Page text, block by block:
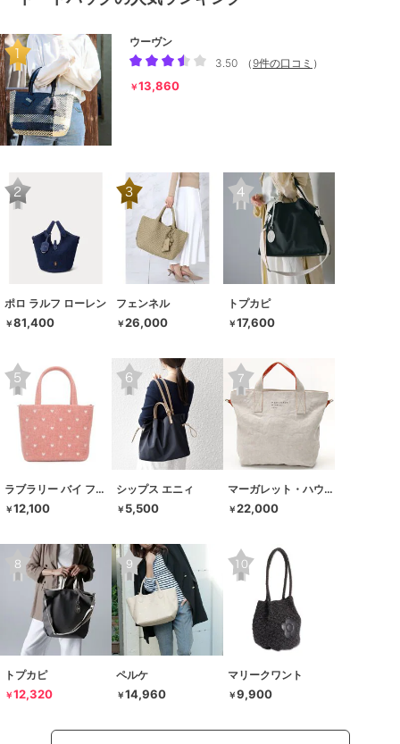
ウーヴン
3.50
（ 9件の口コミ ）
￥13,860
ポロ ラルフ ローレン
￥81,400
フェンネル
￥26,000
トプカピ
￥17,600
ラブラリー バイ フェイラー
￥12,100
シップス エニィ
￥ 5,500
マーガレット・ハウエル アイデア
￥22,000
トプカピ
￥12,320
ペルケ
￥14,960
マリークワント
￥9,900